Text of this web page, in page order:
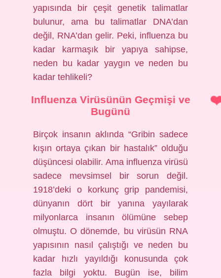
yapısında bir çeşit genetik talimatlar
bulunur, ama bu talimatlar DNA’dan
değil, RNA’dan gelir. Peki, influenza bu
kadar karmaşık bir yapıya sahipse,
neden bu kadar yaygın ve neden bu
kadar tehlikeli?
Influenza Virüsünün Geçmişi ve
Bugünü
Birçok insanın aklında “Gribin sadece
kışın ortaya çıkan bir hastalık” olduğu
düşüncesi olabilir. Ama influenza virüsü
sadece mevsimsel bir sorun değil.
1918’deki o korkunç grip pandemisi,
dünyanın dört bir yanına yayılarak
milyonlarca insanın ölümüne sebep
olmuştu. O dönemde, bu virüsün RNA
yapısının nasıl çalıştığı ve neden bu
kadar hızlı yayıldığı konusunda çok
fazla bilgi yoktu. Bugün ise, bilim